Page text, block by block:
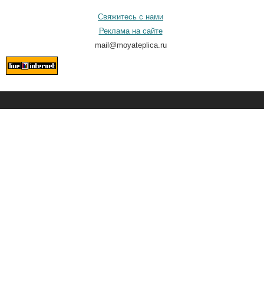
Свяжитесь с нами
Реклама на сайте
mail@moyateplica.ru